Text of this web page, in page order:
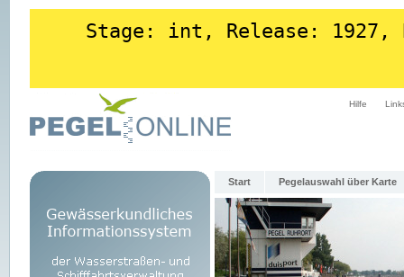
Stage: int, Release: 1927,
Hilfe
Start Pegelauswahl über Karte